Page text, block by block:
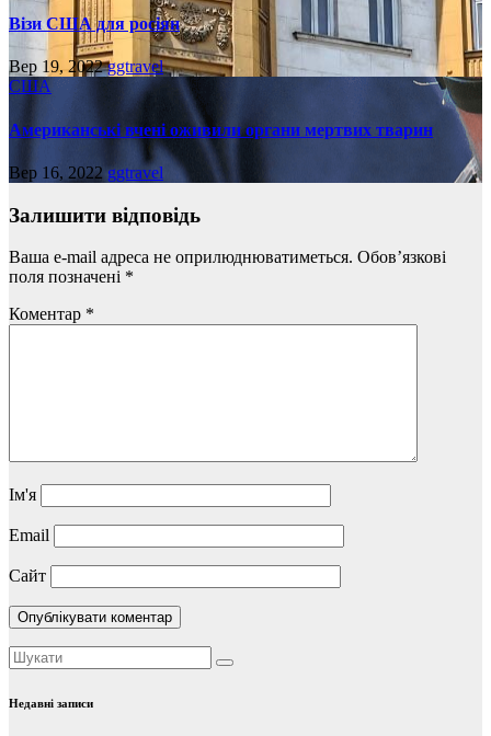
Візи США для росіян
Вер 19, 2022ggtravel
США
Американські вчені оживили органи мертвих тварин
Вер 16, 2022ggtravel
Залишити відповідь
Ваша e-mail адреса не оприлюднюватиметься. Обов’язкові
поля позначені *
Коментар *
Ім'я
Email
Сайт
Недавні записи